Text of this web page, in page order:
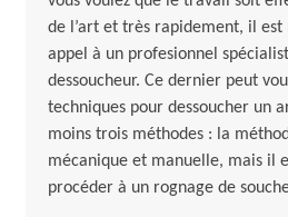
de l’art et très rapidement, il
appel à un profesionnel
dessoucheur. Ce dernier peut
techniques pour dessoucher un
moins trois méthodes : la
mécanique et manuelle, mais il
procéder à un rognage de